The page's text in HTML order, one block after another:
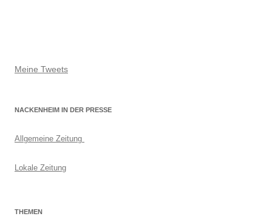
Meine Tweets
NACKENHEIM IN DER PRESSE
Allgemeine Zeitung
Lokale Zeitung
THEMEN